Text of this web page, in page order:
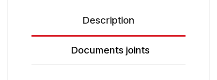
Description
Documents joints